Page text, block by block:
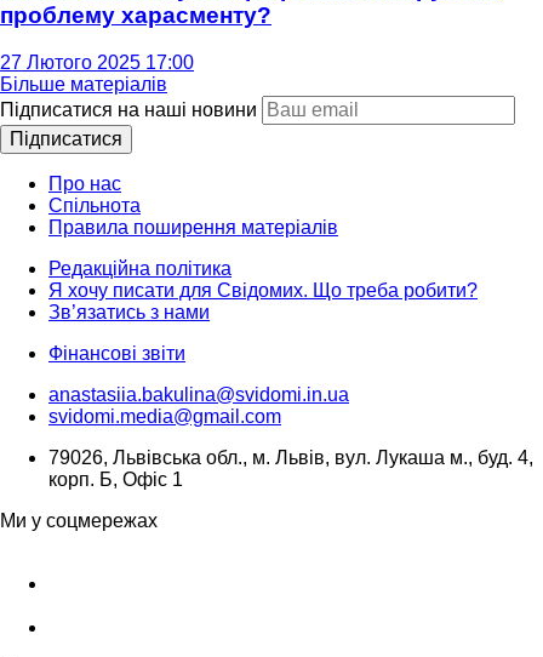
проблему харасменту?
27 Лютого 2025 17:00
Більше матеріалів
Підписатися на наші новини
Підписатися
Про нас
Спільнота
Правила поширення матеріалів
Редакційна політика
Я хочу писати для Свідомих. Що треба робити?
Зв’язатись з нами
Фінансові звіти
anastasiia.bakulina@svidomi.in.ua
svidomi.media@gmail.com
79026, Львівська обл., м. Львів, вул. Лукаша м., буд. 4,
корп. Б, Офіс 1
Ми у соцмережах